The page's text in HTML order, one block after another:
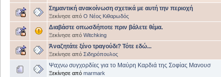
Σημαντική ανακοίνωση σχετικά με αυτή την περιοχή
Ξεκίνησε από Ο Νέος Κιθαρωδός
Διαβάστε οπωσδήποτε πριν βάλετε θέμα.
Ξεκίνησε από Witchking
Άναζητάτε ξένο τραγούδι? Τότε εδώ...
Ξεκίνησε από Σιδηρόπουλος
Ψαχνω συγχορδίες για το Μαύρη Καρδιά της Σοφίας Μανουσ
Ξεκίνησε από marmark